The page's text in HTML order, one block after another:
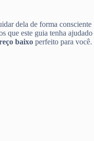
dela de forma consciente
que este guia tenha ajudado
baixo perfeito para você.